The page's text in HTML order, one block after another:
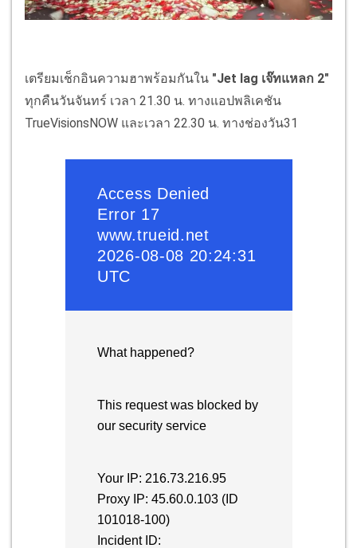
เตรียมเช็กอินความฮาพร้อมกันใน "Jet lag เจ๊ทแหลก 2"
ทุกคืนวันจันทร์ เวลา 21.30 น. ทางแอปพลิเคชัน
TrueVisionsNOW และเวลา 22.30 น. ทางช่องวัน31